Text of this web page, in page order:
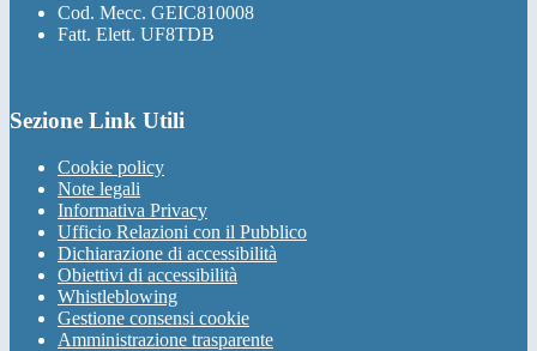
Cod. Mecc. GEIC810008
Fatt. Elett. UF8TDB
Sezione Link Utili
Cookie policy
Note legali
Informativa Privacy
Ufficio Relazioni con il Pubblico
Dichiarazione di accessibilità
Obiettivi di accessibilità
Whistleblowing
Gestione consensi cookie
Amministrazione trasparente